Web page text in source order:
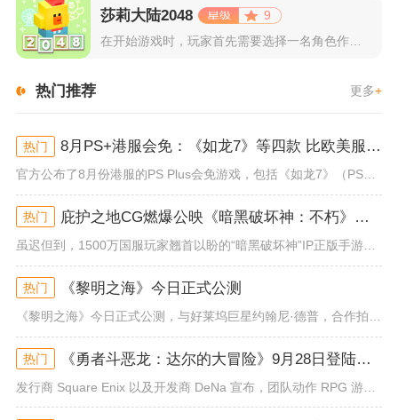
莎莉大陆2048
9
热门推荐 更多+
热门 8月PS+港服会免：《如龙7》等四款 比欧美服多一款
官方公布了8月份港服的PS Plus会免游戏，包括《如龙7》（PS4/PS5）、《小小梦魇》（PS4）、《托尼霍克职业滑...
热门 庇护之地CG燃爆公映《暗黑破坏神：不朽》今日全平台上线
虽迟但到，1500万国服玩家翘首以盼的“暗黑破坏神”IP正版手游《暗黑破坏神：不朽》已于今日全平台上线！动作RPG王者再...
热门 《黎明之海》今日正式公测
热门 《勇者斗恶龙：达尔的大冒险》9月28日登陆苹果谷歌应用商店
发行商 Square Enix 以及开发商 DeNa 宣布，团队动作 RPG 游戏《勇者斗恶龙：达尔的大冒险 魂之绊》将...